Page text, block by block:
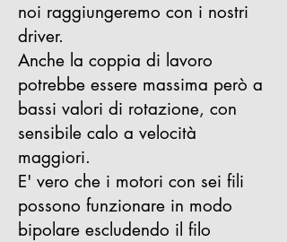
noi raggiungeremo con i nostri
driver.
Anche la coppia di lavoro
potrebbe essere massima però a
bassi valori di rotazione, con
sensibile calo a velocità
maggiori.
E' vero che i motori con sei fili
possono funzionare in modo
bipolare escludendo il filo